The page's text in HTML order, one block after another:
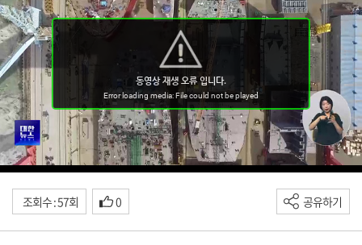
조회수 : 57회 0 공유하기